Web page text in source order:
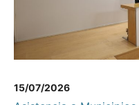
15/07/2026